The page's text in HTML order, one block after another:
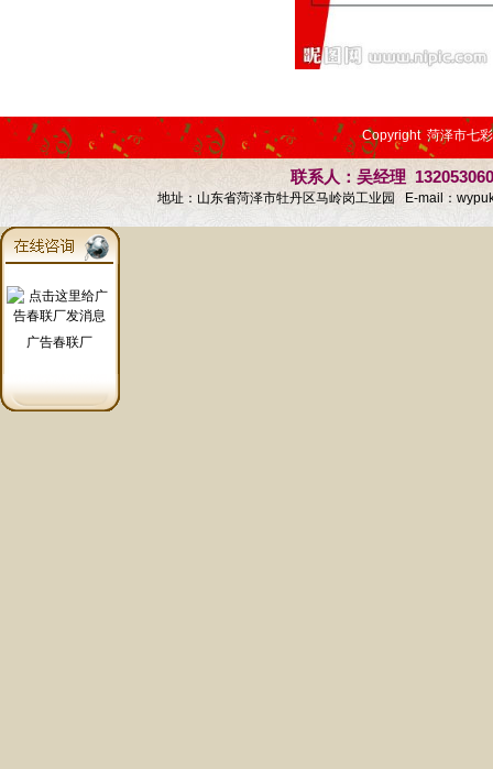
Copyright 菏泽市七
联系人：吴经理
地址：山东省菏泽市牡丹区马岭岗工业园 E-mail：
广告春联厂